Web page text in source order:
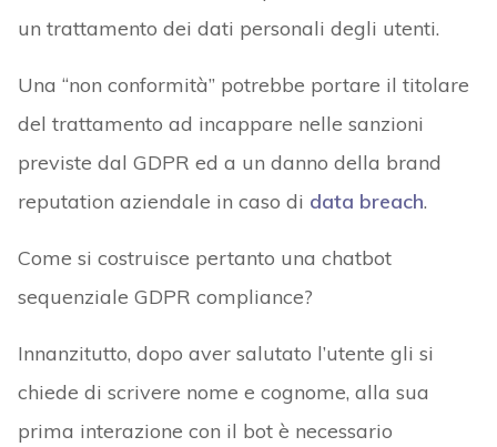
un trattamento dei dati personali degli utenti.
Una “non conformità” potrebbe portare il titolare
del trattamento ad incappare nelle sanzioni
previste dal GDPR ed a un danno della brand
reputation aziendale in caso di data breach.
Come si costruisce pertanto una chatbot
sequenziale GDPR compliance?
Innanzitutto, dopo aver salutato l’utente gli si
chiede di scrivere nome e cognome, alla sua
prima interazione con il bot è necessario